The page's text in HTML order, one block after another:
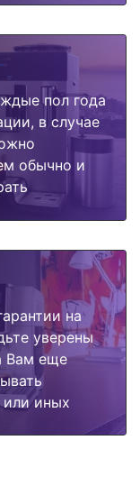
пол года
в случае
обычно и
на
уверены
Вам еще
иных